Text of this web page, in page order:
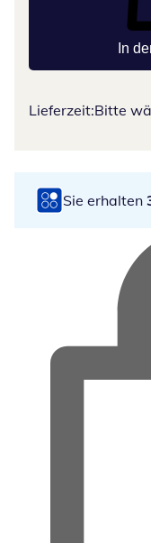
In
Lieferzeit:Bitte
Sie erhalten